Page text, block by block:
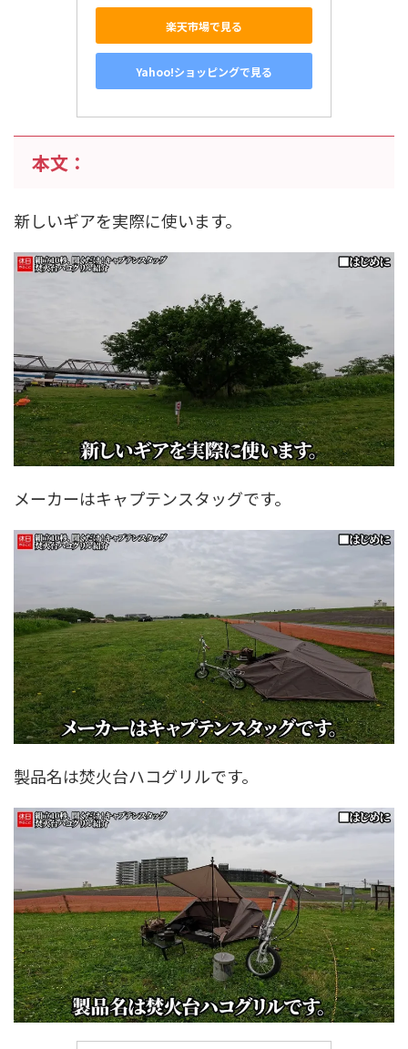
楽天市場で見る
Yahoo!ショッピングで見る
本文：
新しいギアを実際に使います。
メーカーはキャプテンスタッグです。
製品名は焚火台ハコグリルです。